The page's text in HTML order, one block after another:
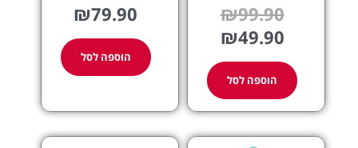
₪99.90
₪49.90
הוספה לסל
₪79.90
הוספה לסל